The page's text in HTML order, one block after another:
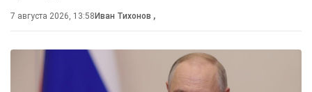
7 августа 2026, 13:58Иван Тихонов ,